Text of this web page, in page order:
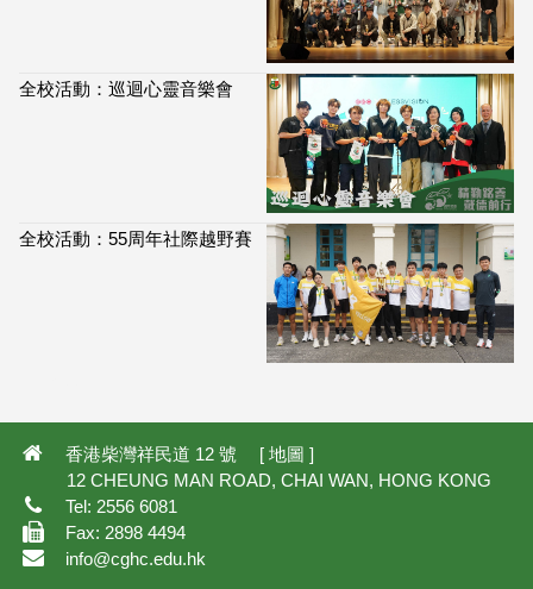
全校活動：巡迴心靈音樂會
全校活動：55周年社際越野賽
香港柴灣祥民道 12 號 [ 地圖]
12 CHEUNG MAN ROAD, CHAI WAN, HONG KONG
Tel: 2556 6081
Fax: 2898 4494
info@cghc.edu.hk